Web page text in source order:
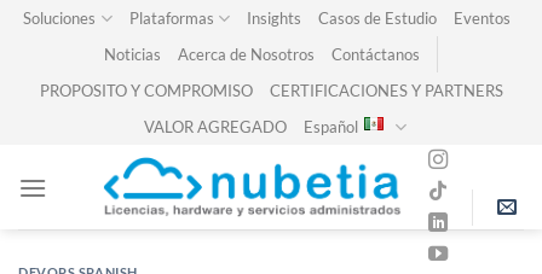
SkipSoluciones Plataformas Insights Casos de Estudio
Eventos
Noticias
Acerca de Nosotros
Contáctanos
PROPOSITO Y COMPROMISO
CERTIFICACIONES Y PARTNERS
VALOR AGREGADO
Español